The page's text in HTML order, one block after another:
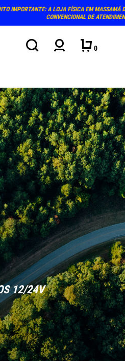
EM MASSAMÁ DEIXOU DE TER HORÁRIO
DE ATENDIMENTO
0
12/24V